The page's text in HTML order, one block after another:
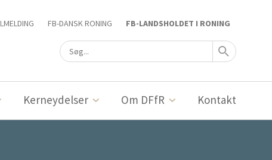
FB-DANSK RONING FB-LANDSHOLDET I RONING
Kerneydelser Om DFfR Kontakt